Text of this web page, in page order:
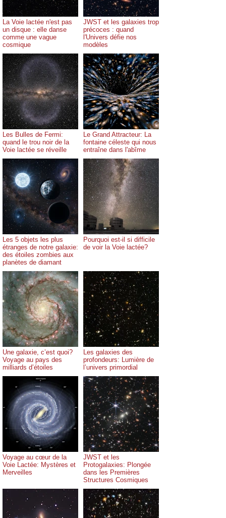
La Voie lactée n'est pas
un disque : elle danse
comme une vague
cosmique
JWST et les galaxies trop
précoces : quand
l'Univers défie nos
modèles
Les Bulles de Fermi:
quand le trou noir de la
Voie lactée se réveille
Le Grand Attracteur: La
fontaine céleste qui nous
entraîne dans l'abîme
Les 5 objets les plus
étranges de notre galaxie:
des étoiles zombies aux
planètes de diamant
Pourquoi est-il si difficile
de voir la Voie lactée?
Une galaxie, c’est quoi?
Voyage au pays des
milliards d’étoiles
Les galaxies des
profondeurs: Lumière de
l’univers primordial
Voyage au cœur de la
Voie Lactée: Mystères et
Merveilles
JWST et les
Protogalaxies: Plongée
dans les Premières
Structures Cosmiques